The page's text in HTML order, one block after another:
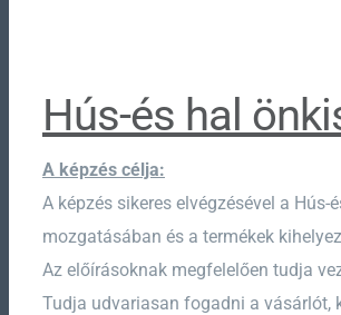
Hús-és hal
A képzés célja:
A képzés sikeres elvégzésével a
mozgatásában és a termékek
Az előírásoknak megfelelően tudja
Tudja udvariasan fogadni a vásárlót,